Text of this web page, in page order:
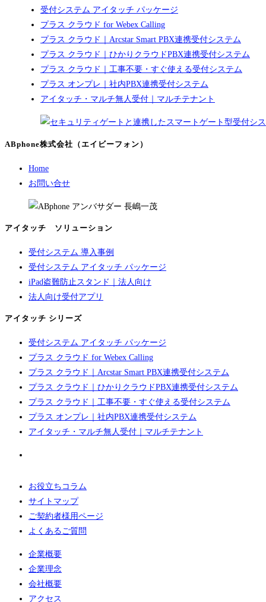
受付システム アイタッチ パッケージ
プラス クラウド for Webex Calling
プラス クラウド｜Arcstar Smart PBX連携受付システム
プラス クラウド｜ひかりクラウドPBX連携受付システム
プラス クラウド｜工事不要・すぐ使える受付システム
プラス オンプレ｜社内PBX連携受付システム
アイタッチ・マルチ無人受付｜マルチテナント
ABphone株式会社（エイビーフォン）
Home
お問い合せ
アイタッチ ソリューション
受付システム 導入事例
受付システム アイタッチ パッケージ
iPad盗難防止スタンド｜法人向け
法人向け受付アプリ
アイタッチ シリーズ
受付システム アイタッチ パッケージ
プラス クラウド for Webex Calling
プラス クラウド｜Arcstar Smart PBX連携受付システム
プラス クラウド｜ひかりクラウドPBX連携受付システム
プラス クラウド｜工事不要・すぐ使える受付システム
プラス オンプレ｜社内PBX連携受付システム
アイタッチ・マルチ無人受付｜マルチテナント
お役立ちコラム
サイトマップ
ご契約者様用ページ
よくあるご質問
企業概要
企業理念
会社概要
アクセス